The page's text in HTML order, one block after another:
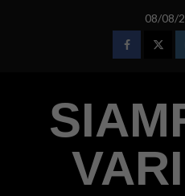
08/08/
Facebook